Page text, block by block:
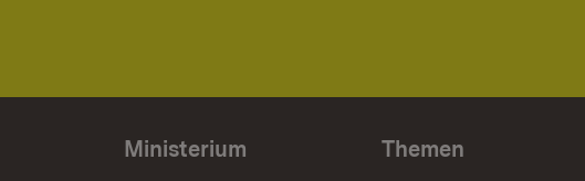
Ministerium Themen